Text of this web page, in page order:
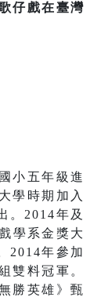
仔戲在臺灣
小五年級進
學時期加入
。2014年及
學系金獎大
2014年參加
雙料冠軍。
勝英雄》甄